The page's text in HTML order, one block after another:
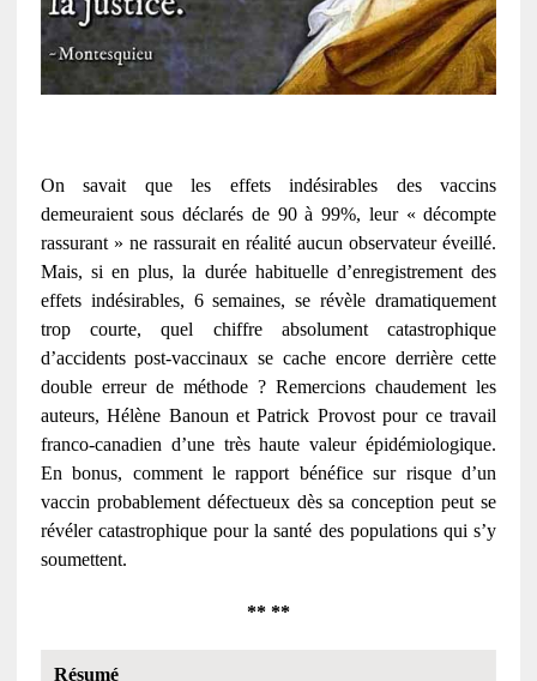
On savait que les effets indésirables des vaccins
demeuraient sous déclarés de 90 à 99%, leur « décompte
rassurant » ne rassurait en réalité aucun observateur éveillé.
Mais, si en plus, la durée habituelle d’enregistrement des
effets indésirables, 6 semaines, se révèle dramatiquement
trop courte, quel chiffre absolument catastrophique
d’accidents post-vaccinaux se cache encore derrière cette
double erreur de méthode ? Remercions chaudement les
auteurs, Hélène Banoun et Patrick Provost pour ce travail
franco-canadien d’une très haute valeur épidémiologique.
En bonus, comment le rapport bénéfice sur risque d’un
vaccin probablement défectueux dès sa conception peut se
révéler catastrophique pour la santé des populations qui s’y
soumettent.
** **
Résumé